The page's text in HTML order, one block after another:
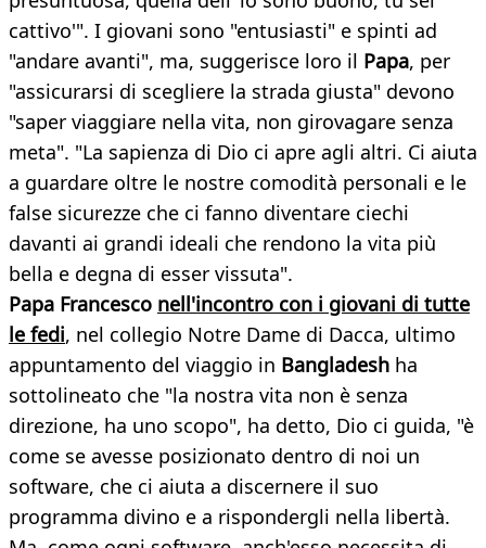
cattivo'". I giovani sono "entusiasti" e spinti ad
"andare avanti", ma, suggerisce loro il Papa, per
"assicurarsi di scegliere la strada giusta" devono
"saper viaggiare nella vita, non girovagare senza
meta". "La sapienza di Dio ci apre agli altri. Ci aiuta
a guardare oltre le nostre comodità personali e le
false sicurezze che ci fanno diventare ciechi
davanti ai grandi ideali che rendono la vita più
bella e degna di esser vissuta".
Papa Francesco nell'incontro con i giovani di tutte
le fedi, nel collegio Notre Dame di Dacca, ultimo
appuntamento del viaggio in Bangladesh ha
sottolineato che "la nostra vita non è senza
direzione, ha uno scopo", ha detto, Dio ci guida, "è
come se avesse posizionato dentro di noi un
software, che ci aiuta a discernere il suo
programma divino e a rispondergli nella libertà.